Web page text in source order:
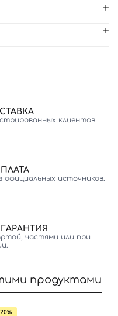
клиентов
официальных источников.
частями или при
продуктами